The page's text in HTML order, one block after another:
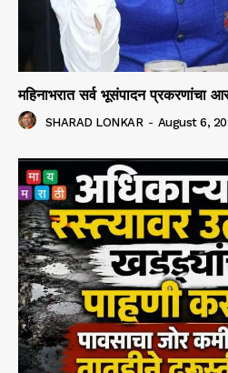
महिनाभरात सर्व भूसंपादन प्रकरणांचा
SHARAD LONKAR - August 6,